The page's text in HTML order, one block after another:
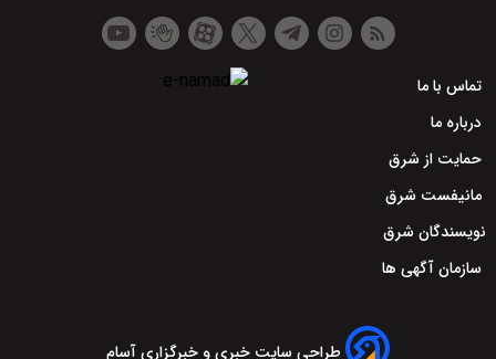
تماس با ما
درباره ما
حمایت از شرق
مانیفست شرق
نویسندگان شرق
سازمان آگهی ها
طراحی سایت خبری و خبرگزاری آسام